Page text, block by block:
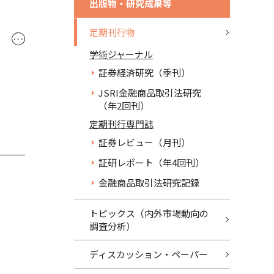
･･･
出版物・研究成果等
定期刊行物
学術ジャーナル
証券経済研究（季刊）
JSRI金融商品取引法研究
（年2回刊）
定期刊行専門誌
証券レビュー（月刊）
証研レポート（年4回刊）
金融商品取引法研究記録
トピックス（内外市場動向の
調査分析）
ディスカッション・ペーパー